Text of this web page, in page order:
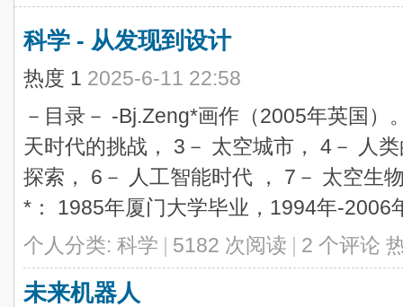
科学 - 从发现到设计
热度 1 2025-6-11 22:58
－目录－ -Bj.Zeng*画作（2005年英国）
天时代的挑战， 3－ 太空城市， 4－ 人
探索， 6－ 人工智能时代 ， 7－ 太空生
*： 1985年厦门大学毕业，1994年-2006
个人分类: 科学 | 5182 次阅读 | 2 个评论
未来机器人